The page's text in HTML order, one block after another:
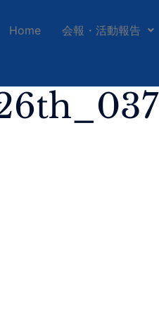
Home 会報・活動報告